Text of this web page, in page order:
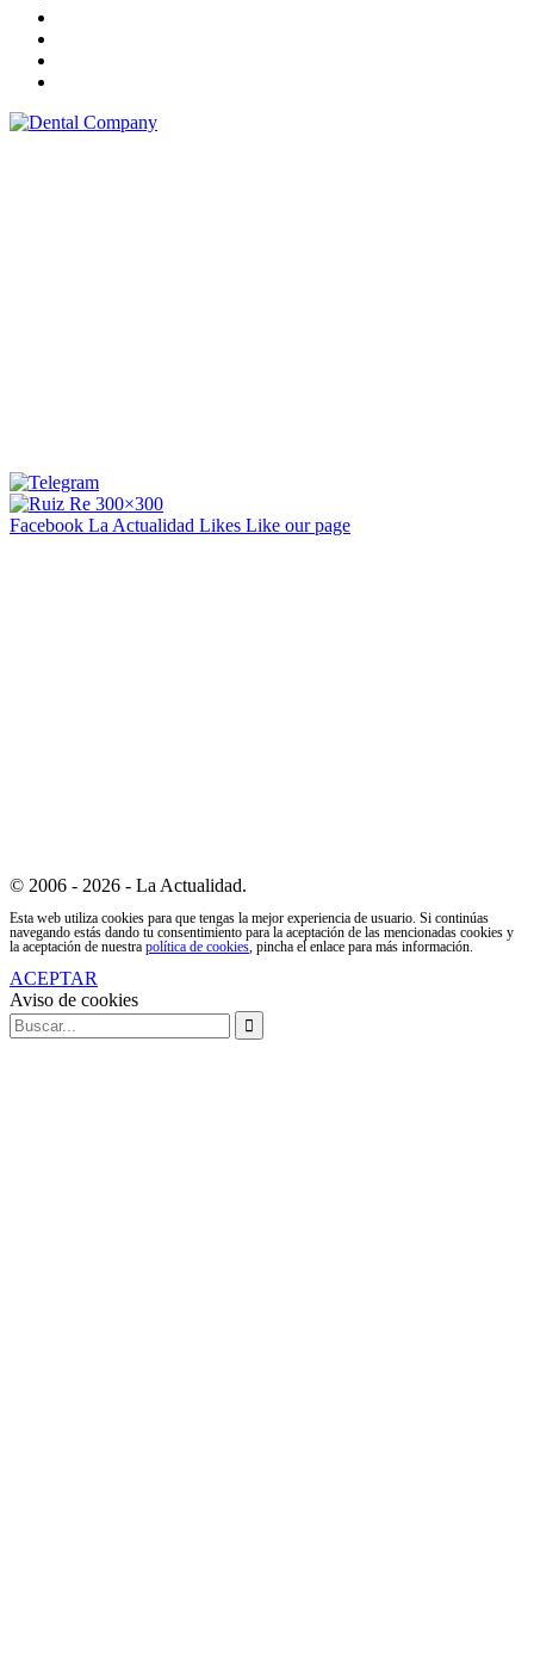
Facebook La Actualidad Likes Like our page
© 2006 - 2026 - La Actualidad.
Esta web utiliza cookies para que tengas la mejor experiencia de usuario. Si continúas
navegando estás dando tu consentimiento para la aceptación de las mencionadas cookies y
la aceptación de nuestra política de cookies, pincha el enlace para más información.
ACEPTAR
Aviso de cookies